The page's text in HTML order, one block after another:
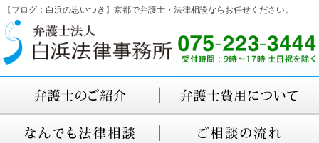
【ブログ：白浜の思いつき】京都で弁護士・法律相談ならお任せください。